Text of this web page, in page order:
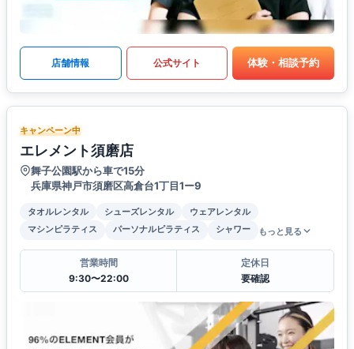
店舗情報 公式サイト 体験・相談予約
キャンペーン中
エレメント須磨店
舞子公園駅から車で15分
兵庫県神戸市須磨区高倉台1丁目1ー9
タオルレンタル シューズレンタル
ウェアレンタル
マシンピラティス
パーソナルピラティス シャワー もっと見る
営業時間
9:30〜22:00
定休日
要確認